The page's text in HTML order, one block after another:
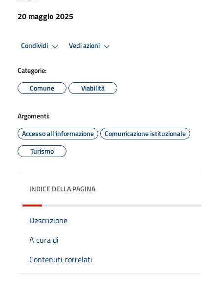
20 maggio 2025
Condividi Vedi azioni
Categorie:
Comune
Viabilità
Argomenti:
Accesso all'informazione
Comunicazione istituzionale
Turismo
INDICE DELLA PAGINA
Descrizione
A cura di
Contenuti correlati